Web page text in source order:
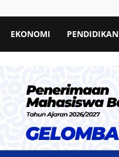
EKONOMI PENDIDIKAN